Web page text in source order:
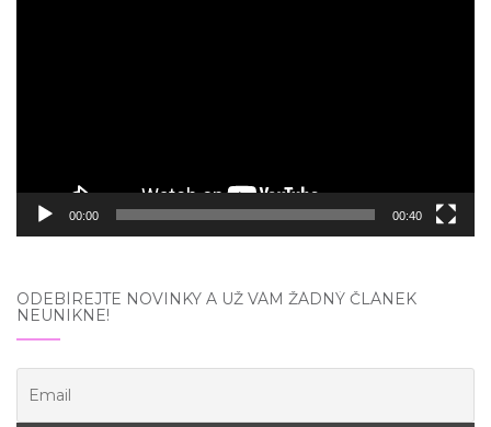
00:00 00:40
ODEBÍREJTE NOVINKY A UŽ VÁM ŽÁDNÝ ČLÁNEK
NEUNIKNE!